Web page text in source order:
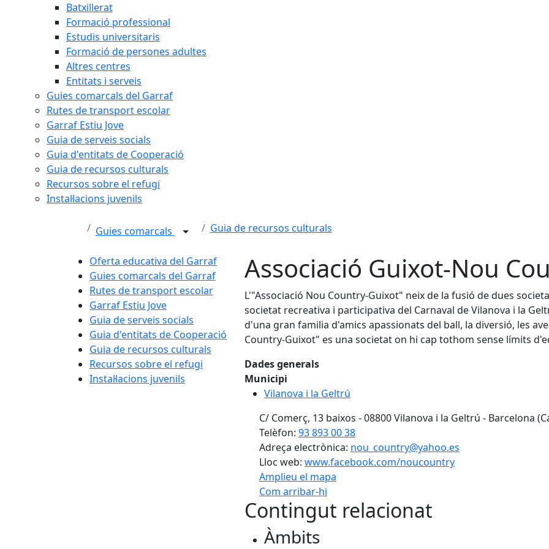
Batxillerat
Formació professional
Estudis universitaris
Formació de persones adultes
Altres centres
Entitats i serveis
Guies comarcals del Garraf
Rutes de transport escolar
Garraf Estiu Jove
Guia de serveis socials
Guia d'entitats de Cooperació
Guia de recursos culturals
Recursos sobre el refugi
Instal·lacions juvenils
Guies comarcals Guia de recursos culturals
Oferta educativa del Garraf
Guies comarcals del Garraf
Rutes de transport escolar
Garraf Estiu Jove
Guia de serveis socials
Guia d'entitats de Cooperació
Guia de recursos culturals
Recursos sobre el refugi
Instal·lacions juvenils
Associació Guixot-Nou
L'"Associació Nou Country-Guixot" neix de la fusió de dues
societat recreativa i participativa del Carnaval de Vilanova i la
d'una gran familia d'amics apassionats del ball, la diversió, les
Country-Guixot" es una societat on hi cap tothom sense límits
Dades generals
Municipi
Vilanova i la Geltrú
C/ Comerç, 13 baixos - 08800 Vilanova i la Geltrú - Barcelona
Telèfon: 93 893 00 38
Adreça electrònica: nou_country@yahoo.es
Lloc web: www.facebook.com/noucountry
Amplieu el mapa
Com arribar-hi
+
Contingut relacionat
Àmbits